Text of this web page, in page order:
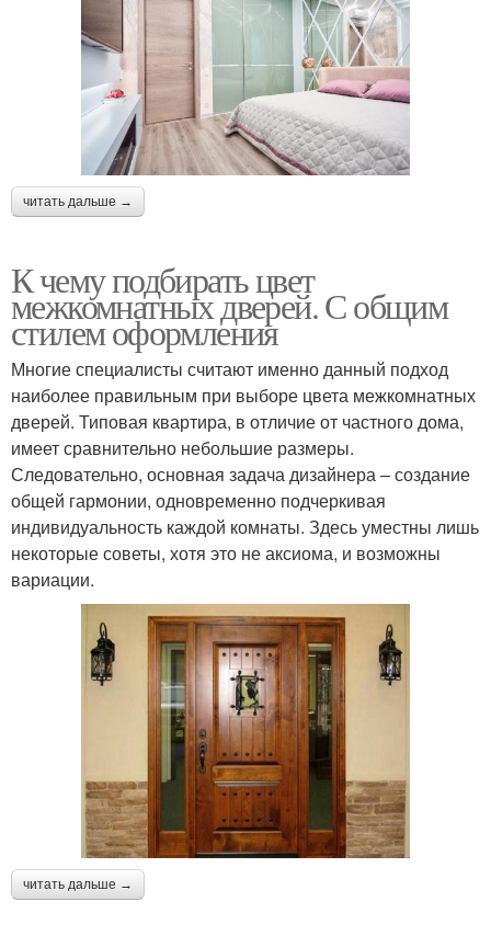
читать дальше →
К чему подбирать цвет
межкомнатных дверей. С общим
стилем оформления
Многие специалисты считают именно данный подход
наиболее правильным при выборе цвета межкомнатных
дверей. Типовая квартира, в отличие от частного дома,
имеет сравнительно небольшие размеры.
Следовательно, основная задача дизайнера – создание
общей гармонии, одновременно подчеркивая
индивидуальность каждой комнаты. Здесь уместны лишь
некоторые советы, хотя это не аксиома, и возможны
вариации.
читать дальше →